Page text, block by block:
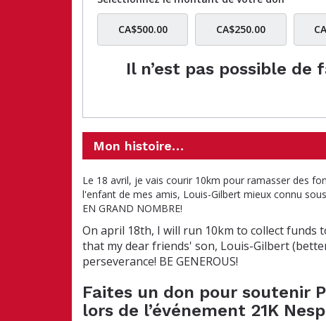
CA$500.00 CA$250.00
Il n’est pas possible
Mon histoire…
Le 18 avril, je vais courir 10km pour ramasser des
l'enfant de mes amis, Louis-Gilbert mieux connu
EN GRAND NOMBRE!
On april 18th, I will run 10km to collect
that my dear friends' son, Louis-Gilbert
perseverance! BE GENEROUS!
Faites un don pour soutenir
lors de l’événement 21K